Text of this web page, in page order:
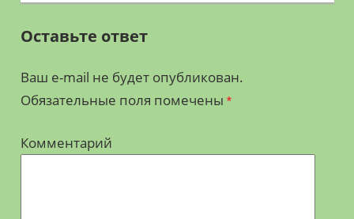
Оставьте ответ
Ваш e-mail не будет опубликован.
Обязательные поля помечены *
Комментарий